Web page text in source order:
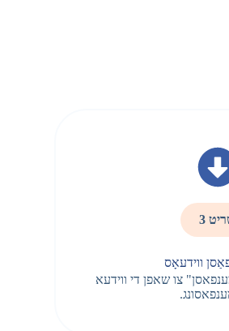
3
ווידעאָס
צו שאפן די ווידעא